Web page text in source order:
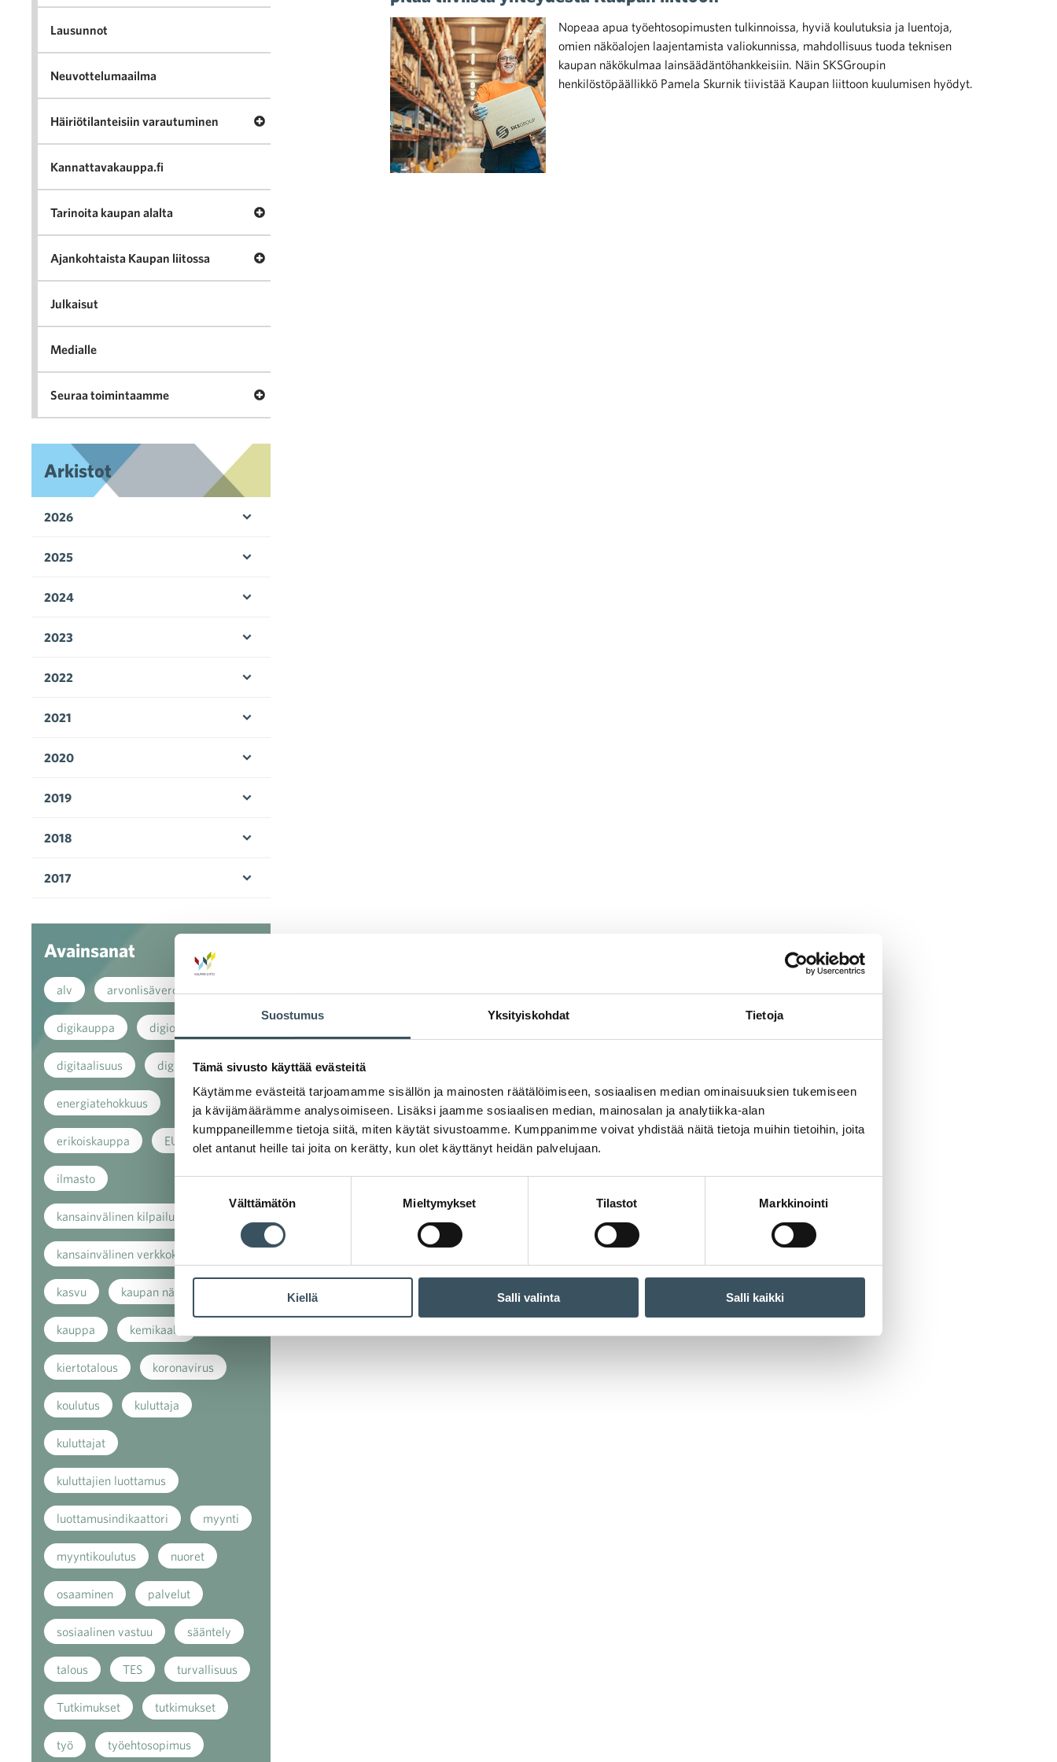
Suostumus Yksityiskohdat Tietoja
Tämä sivusto käyttää evästeitä
Käytämme evästeitä tarjoamamme sisällön ja mainosten räätälöimiseen, sosiaalisen median ominaisuuksien tukemiseen
ja kävijämäärämme analysoimiseen. Lisäksi jaamme sosiaalisen median, mainosalan ja analytiikka-alan
kumppaneillemme tietoja siitä, miten käytät sivustoamme. Kumppanimme voivat yhdistää näitä tietoja muihin tietoihin, joita
olet antanut heille tai joita on kerätty, kun olet käyttänyt heidän palvelujaan.
valinta
Välttämätön Mieltymykset Tilastot Markkinointi
Kiellä Salli valinta Salli kaikki
Nopeaa apua työehtosopimusten tulkinnoissa, hyviä koulutuksia ja luentoja,
omien näköalojen laajentamista valiokunnissa, mahdollisuus tuoda teknisen
kaupan näkökulmaa lainsäädäntöhankkeisiin. Näin SKSGroupin
henkilöstöpäällikkö Pamela Skurnik tiivistää Kaupan liittoon kuulumisen hyödyt.
Lausunnot
Neuvottelumaailma
Häiriötilanteisiin varautuminen Avaa valikko Häiriötilanteisiin varautuminen
Kannattavakauppa.fi
Tarinoita kaupan alalta Avaa valikko Tarinoita kaupan alalta
Ajankohtaista Kaupan liitossa Avaa valikko Ajankohtaista Kaupan liitossa
Julkaisut
Medialle
Seuraa toimintaamme Avaa valikko Seuraa toimintaamme
Arkistot
2026
2025
2024
2023
2022
2021
2020
2019
2018
2017
Avainsanat
alv arvonlisävero
digikauppa digiostaminen
digitaalisuus digitalisaatio
energiatehokkuus
erikoiskauppa EU
ilmasto
kansainvälinen kilpailu
kansainvälinen verkkokauppa
kasvu kaupan näkymät
kauppa kemikaalit
kiertotalous koronavirus
koulutus kuluttaja
kuluttajat
kuluttajien luottamus
luottamusindikaattori myynti
myyntikoulutus nuoret
osaaminen palvelut
sosiaalinen vastuu sääntely
talous TES turvallisuus
Tutkimukset tutkimukset
työ työehtosopimus